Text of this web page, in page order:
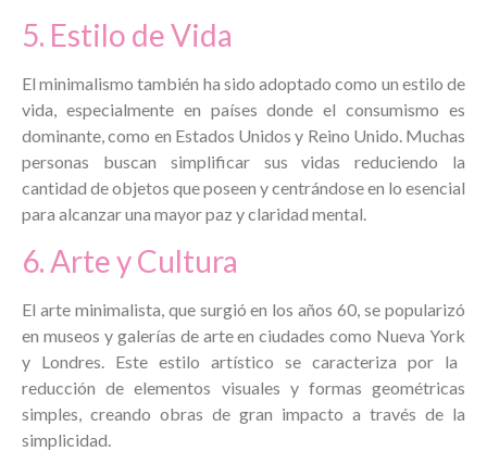
5. Estilo de Vida
El minimalismo también ha sido adoptado como un estilo de
vida, especialmente en países donde el consumismo es
dominante, como en Estados Unidos y Reino Unido. Muchas
personas buscan simplificar sus vidas reduciendo la
cantidad de objetos que poseen y centrándose en lo esencial
para alcanzar una mayor paz y claridad mental.
6. Arte y Cultura
El arte minimalista, que surgió en los años 60, se popularizó
en museos y galerías de arte en ciudades como Nueva York
y Londres . Este estilo artístico se caracteriza por la
reducción de elementos visuales y formas geométricas
simples, creando obras de gran impacto a través de la
simplicidad.